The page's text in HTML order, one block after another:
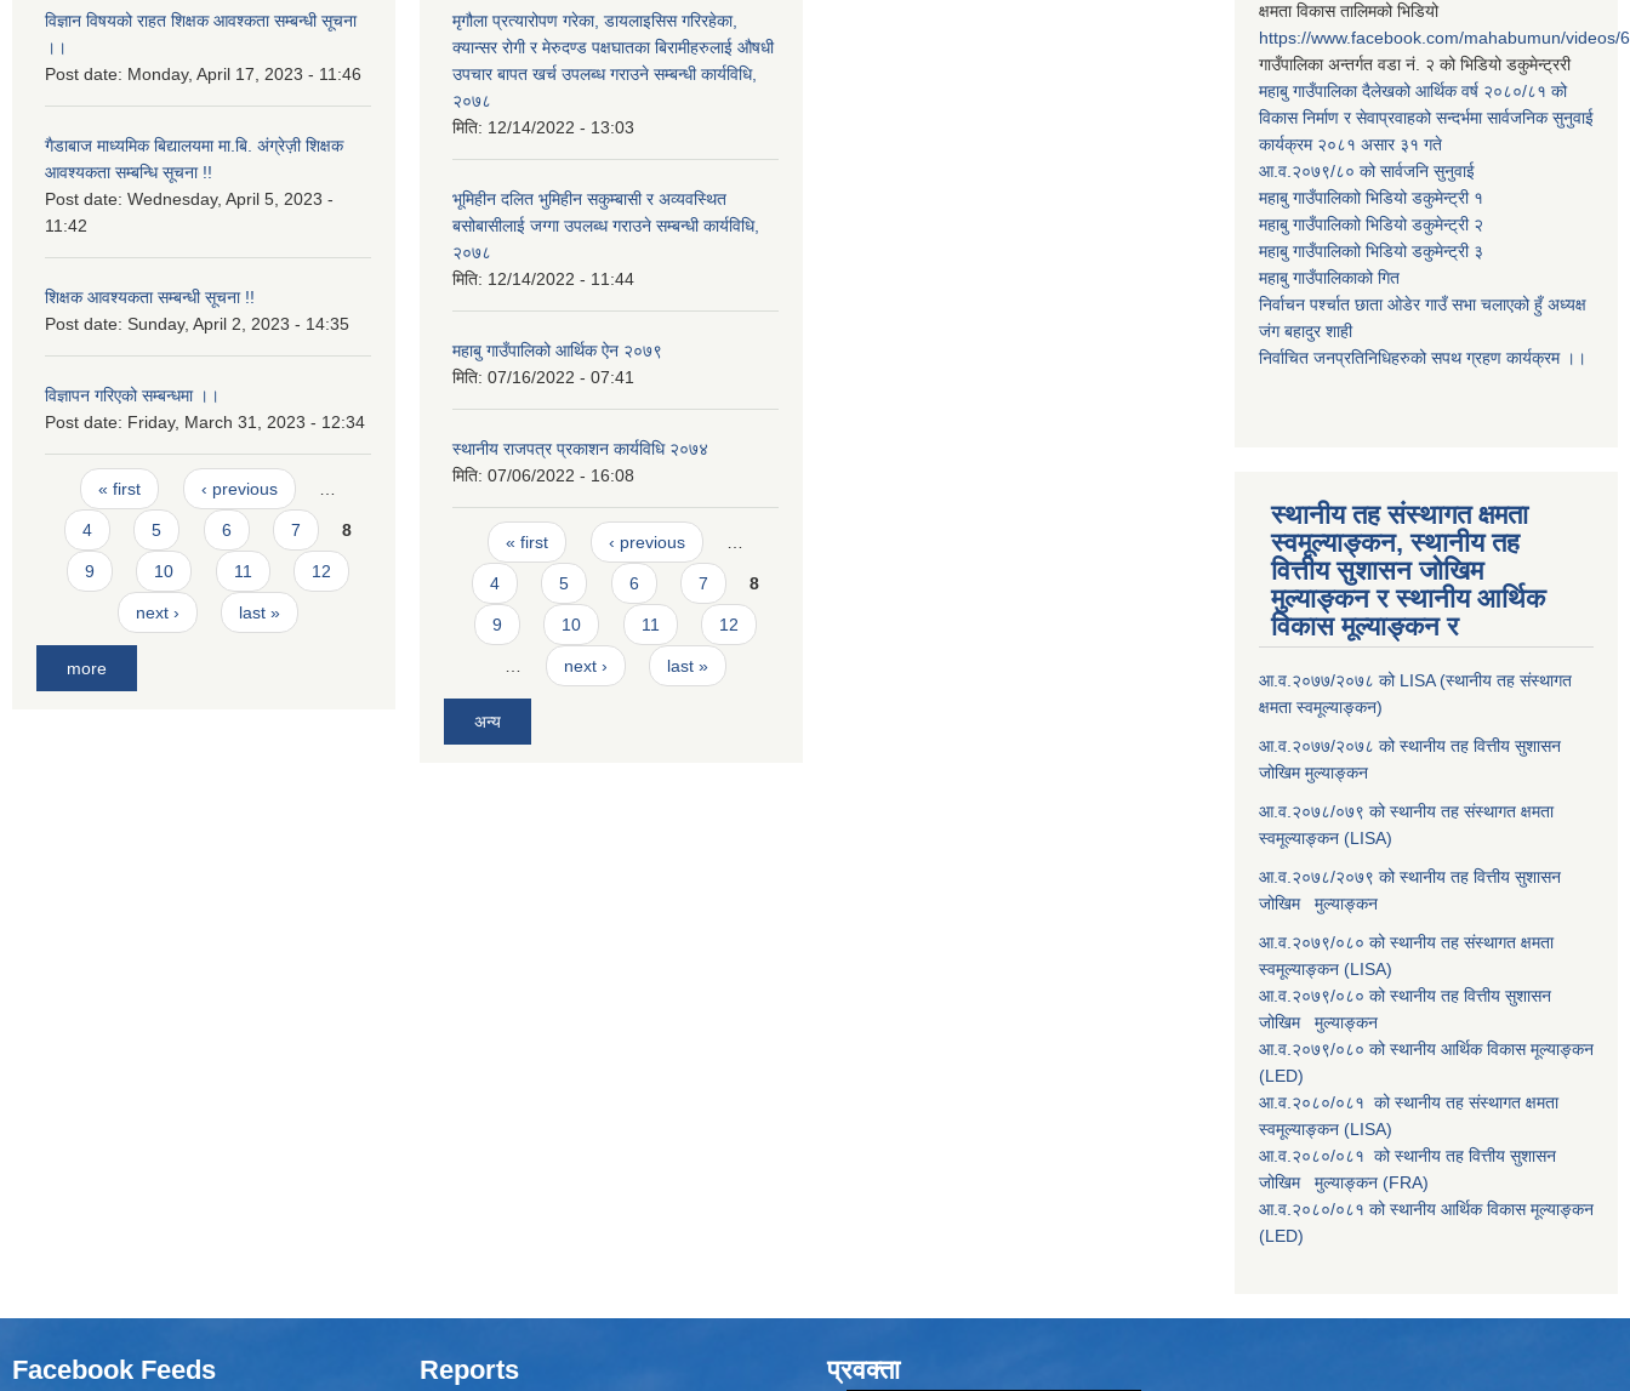
विज्ञान विषयको राहत शिक्षक आवश्कता सम्बन्धी सूचना
।।
Post date: Monday, April 17, 2023 - 11:46
गैडाबाज माध्यमिक बिद्यालयमा मा.बि. अंग्रेज़ी शिक्षक
आवश्यकता सम्बन्धि सूचना !!
Post date: Wednesday, April 5, 2023 -
11:42
शिक्षक आवश्यकता सम्बन्धी सूचना !!
Post date: Sunday, April 2, 2023 - 14:35
विज्ञापन गरिएको सम्बन्धमा ।।
Post date: Friday, March 31, 2023 - 12:34
Pages
« first ‹ previous
4 5 6 7 8
9 10 11 12
next › last »
more
मृगौला प्रत्यारोपण गरेका, डायलाइसिस गरिरहेका,
क्यान्सर रोगी र मेरुदण्ड पक्षघातका बिरामीहरुलाई औषधी
उपचार बापत खर्च उपलब्ध गराउने सम्बन्धी कार्यविधि,
२०७८
मिति: 12/14/2022 - 13:03
भूमिहीन दलित भुमिहीन सकुम्बासी र अव्यवस्थित
बसोबासीलाई जग्गा उपलब्ध गराउने सम्बन्धी कार्यविधि,
२०७८
मिति: 12/14/2022 - 11:44
महाबु गाउँपालिको आर्थिक ऐन २०७९
मिति: 07/16/2022 - 07:41
स्थानीय राजपत्र प्रकाशन कार्यविधि २०७४
मिति: 07/06/2022 - 16:08
Pages
« first ‹ previous
4 5 6 7 8
9 10 11 12
next › last »
अन्य
क्षमता विकास तालिमको भिडियो
https://www.facebook.com/mahabumun/videos/
गाउँपालिका अन्तर्गत वडा नं. २ को भिडियो डकुमेन्ट्ररी
महाबु गाउँपालिका दैलेखको आर्थिक वर्ष २०८०/८१ को
विकास निर्माण र सेवाप्रवाहको सन्दर्भमा सार्वजनिक सुनुवाई
कार्यक्रम २०८१ असार ३१ गते
आ.व.२०७९/८० को सार्वजनि सुनुवाई
महाबु गाउँपालिकाो भिडियो डकुमेन्ट्री १
महाबु गाउँपालिकाो भिडियो डकुमेन्ट्री २
महाबु गाउँपालिकाो भिडियो डकुमेन्ट्री ३
महाबु गाउँपालिकाको गित
निर्वाचन पर्श्चात छाता ओडेर गाउँ सभा चलाएको हुँ अध्यक्ष
जंग बहादुर शाही
निर्वाचित जनप्रतिनिधिहरुको सपथ ग्रहण कार्यक्रम ।।
स्थानीय तह संस्थागत क्षमता
स्वमूल्याङ्कन, स्थानीय तह
वित्तीय सुशासन जोखिम
मुल्याङ्कन र स्थानीय आर्थिक
विकास मूल्याङ्कन र
आ.व.२०७७/२०७८ को LISA (स्थानीय तह संस्थागत
क्षमता स्वमूल्याङ्कन)
आ.व.२०७७/२०७८ को स्थानीय तह वित्तीय सुशासन
जोखिम मुल्याङ्कन
आ.व.२०७८/०७९ को स्थानीय तह संस्थागत क्षमता
स्वमूल्याङ्कन (LISA)
आ.व.२०७८/२०७९ को स्थानीय तह वित्तीय सुशासन
जोखिम मुल्याङ्कन
आ.व.२०७९/०८० को स्थानीय तह संस्थागत क्षमता
स्वमूल्याङ्कन (LISA)
आ.व.२०७९/०८० को स्थानीय तह वित्तीय सुशासन
जोखिम मुल्याङ्कन
आ.व.२०७९/०८० को स्थानीय आर्थिक विकास मूल्याङ्कन
(LED)
आ.व.२०८०/०८१ को स्थानीय तह संस्थागत क्षमता
स्वमूल्याङ्कन (LISA)
आ.व.२०८०/०८१ को स्थानीय तह वित्तीय सुशासन
जोखिम मुल्याङ्कन (FRA)
आ.व.२०८०/०८१ को स्थानीय आर्थिक विकास मूल्याङ्कन
(LED)
Facebook Feeds Reports प्रवक्ता